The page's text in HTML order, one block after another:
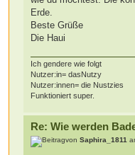
Erde.
Beste Grüße
Die Haui
Ich gendere wie folgt
Nutzer:in= dasNutzy
Nutzer:innen= die Nustzies
Funktioniert super.
Re: Wie werden
vonSaphira_1811